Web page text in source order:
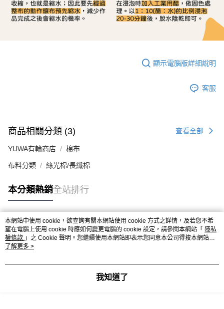
顯示電腦版詳細說明
客服
商品相關分類 (3) 查看全部
YUWA有輪商店 棉布
布料分類 絲光棉/長纖棉
本分類熱銷全站排行
熱門標籤
本網站中使用 cookie，欲查詢有關本網站使用 cookie 方式之詳情，及若您不希
望在電腦上使用 cookie 時應如何變更電腦的 cookie 設定，請參閱本網站「 隱私
權條款 」之 Cookie 聲明。您繼續使用本網站即表示您同意本公司得按本網站使
用條款之 Cookie 聲明使用 cookie。
了解更多 >
我知道了